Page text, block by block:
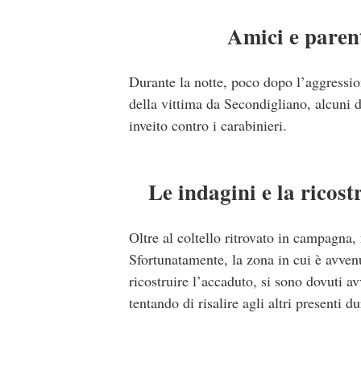
Amici e
Durante la notte, poco dopo
della vittima da Secondigliano, alcuni
inveito contro i carabinieri.
Le indagini e la
Oltre al coltello ritrovato in campagna,
Sfortunatamente, la zona in cui è
ricostruire l’accaduto, si sono dovuti
tentando di risalire agli altri presenti